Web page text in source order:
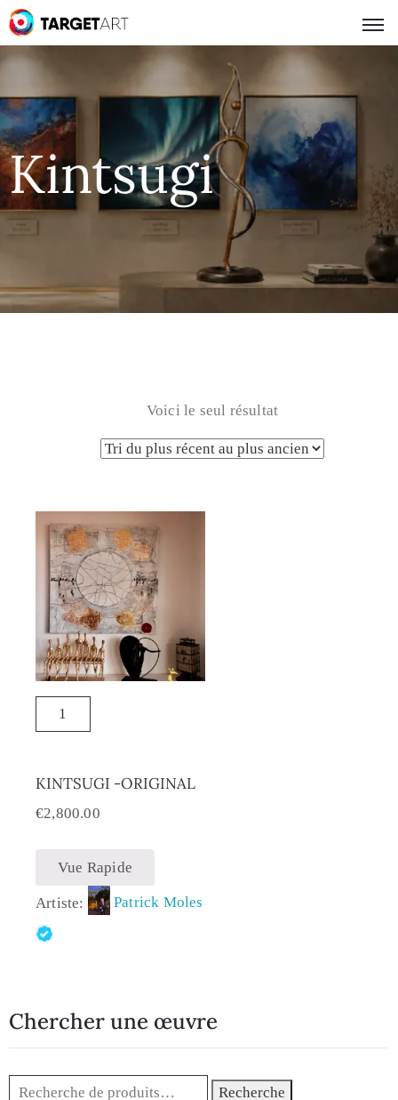
Kintsugi
Voici le seul résultat
KINTSUGI -ORIGINAL
€2,800.00
Vue Rapide
Artiste: Patrick Moles
Chercher une œuvre
Recherche